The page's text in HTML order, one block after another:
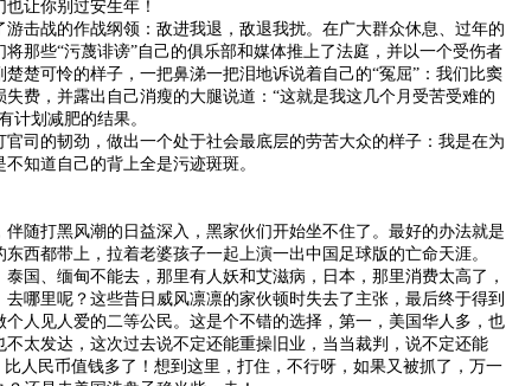
让你别过安生年！
战的作战纲领：敌进我退，敌退我扰。在广大群众休息、过年的
那些“污蔑诽谤”自己的俱乐部和媒体推上了法庭，并以一个受伤者
楚可怜的样子，一把鼻涕一把泪地诉说着自己的“冤屈”：我们比窦
费，并露出自己消瘦的大腿说道：“这就是我这几个月受苦受难的
计划减肥的结果。
的韧劲，做出一个处于社会最底层的劳苦大众的样子：我是在为
知道自己的背上全是污迹斑斑。
打黑风潮的日益深入，黑家伙们开始坐不住了。最好的办法就是
西都带上，拉着老婆孩子一起上演一出中国足球版的亡命天涯。
、缅甸不能去，那里有人妖和艾滋病，日本，那里消费太高了，
哪里呢？这些昔日威风凛凛的家伙顿时失去了主张，最后终于得到
个人见人爱的二等公民。这是个不错的选择，第一，美国华人多，也
太发达，这次过去说不定还能重操旧业，当当裁判，说不定还能
人民币值钱多了！想到这里，打住，不行呀，如果又被抓了，万一